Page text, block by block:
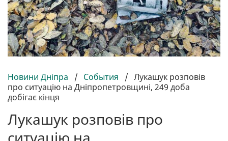
Новини Дніпра / События / Лукашук розповів
про ситуацію на Дніпропетровщині, 249 доба
добігає кінця
Лукашук розповів про